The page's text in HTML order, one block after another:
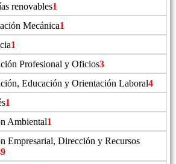
renovables1
Mecánica1
1
Profesional y Oficios3
Educación y Orientación Laboral4
1
Ambiental1
Empresarial, Dirección y Recursos
9